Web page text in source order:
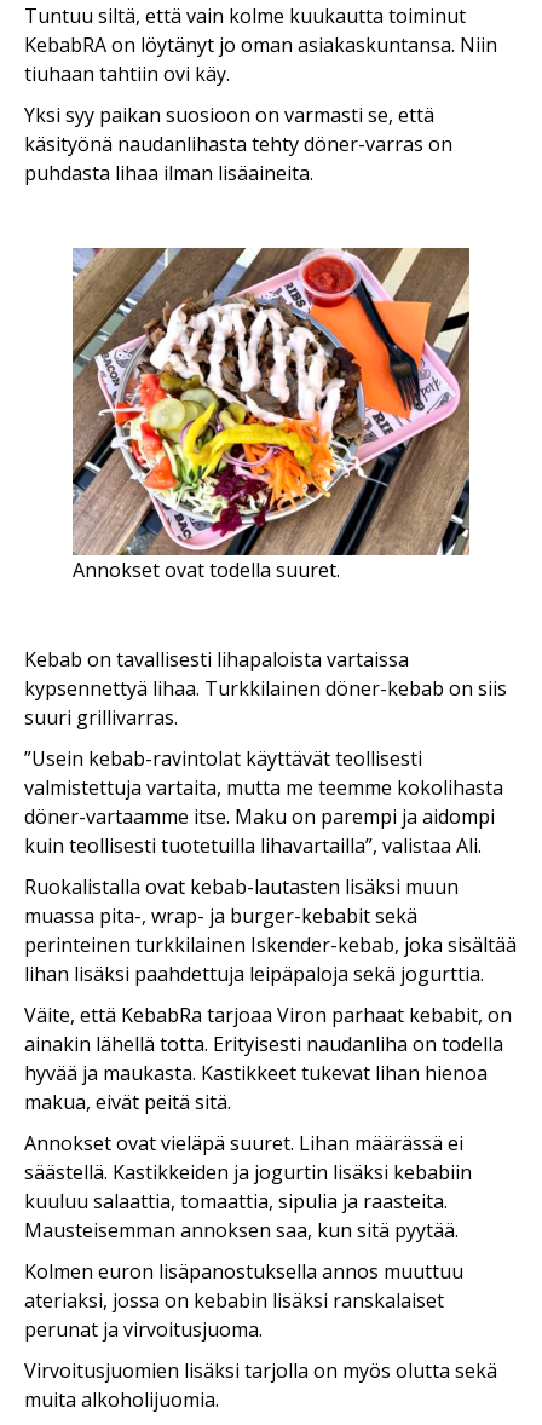
Tuntuu siltä, että vain kolme kuukautta toiminut
KebabRA on löytänyt jo oman asiakaskuntansa. Niin
tiuhaan tahtiin ovi käy.
Yksi syy paikan suosioon on varmasti se, että
käsityönä naudanlihasta tehty döner-varras on
puhdasta lihaa ilman lisäaineita.
Annokset ovat todella suuret.
Kebab on tavallisesti lihapaloista vartaissa
kypsennettyä lihaa. Turkkilainen döner-kebab on siis
suuri grillivarras.
”Usein kebab-ravintolat käyttävät teollisesti
valmistettuja vartaita, mutta me teemme kokolihasta
döner-vartaamme itse. Maku on parempi ja aidompi
kuin teollisesti tuotetuilla lihavartailla”, valistaa Ali.
Ruokalistalla ovat kebab-lautasten lisäksi muun
muassa pita-, wrap- ja burger-kebabit sekä
perinteinen turkkilainen Iskender-kebab, joka sisältää
lihan lisäksi paahdettuja leipäpaloja sekä jogurttia.
Väite, että KebabRa tarjoaa Viron parhaat kebabit, on
ainakin lähellä totta. Erityisesti naudanliha on todella
hyvää ja maukasta. Kastikkeet tukevat lihan hienoa
makua, eivät peitä sitä.
Annokset ovat vieläpä suuret. Lihan määrässä ei
säästellä. Kastikkeiden ja jogurtin lisäksi kebabiin
kuuluu salaattia, tomaattia, sipulia ja raasteita.
Mausteisemman annoksen saa, kun sitä pyytää.
Kolmen euron lisäpanostuksella annos muuttuu
ateriaksi, jossa on kebabin lisäksi ranskalaiset
perunat ja virvoitusjuoma.
Virvoitusjuomien lisäksi tarjolla on myös olutta sekä
muita alkoholijuomia.